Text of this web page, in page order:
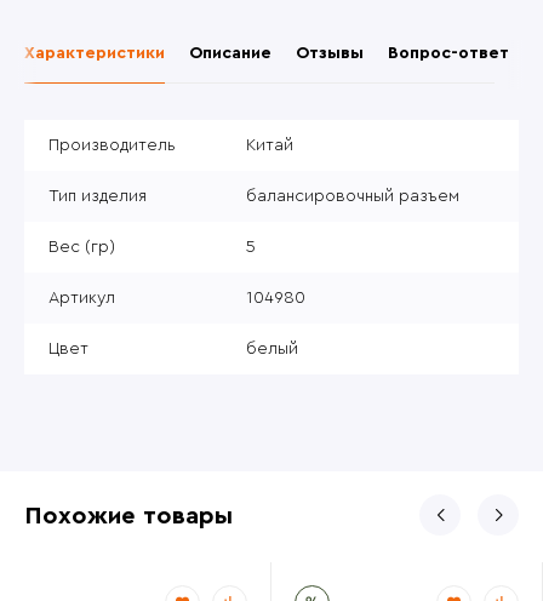
Характеристики Описание Отзывы Вопрос-ответ
Производитель Китай
Тип изделия балансировочный разъем
Вес (гр) 5
Артикул 104980
Цвет белый
Похожие товары